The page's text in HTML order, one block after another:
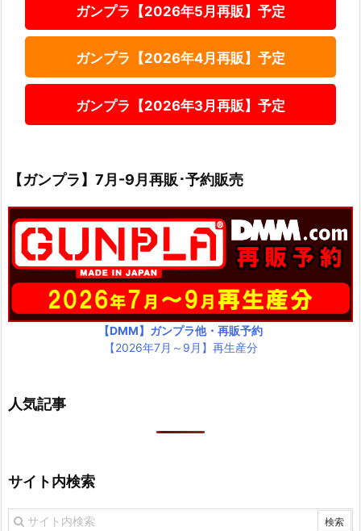
ガンプラ【2026年5月再販】予定
ガンプラ【2026年4月再販】予定
ガンプラ【2026年3月再販】予定
【ガンプラ】7月-9月再販･予約販売
【DMM】ガンプラ他・再販予約
【2026年7月～9月】再生産分
人気記事
サイト内検索